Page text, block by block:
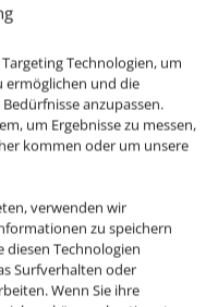
Technologien, um
ermöglichen und die
anzupassen.
um Ergebnisse zu messen,
kommen oder um unsere
verwenden wir
zu speichern
diesen Technologien
Surfverhalten oder
Wenn Sie ihre
Einwilligung
Sie bitte die Cookies. Es
Daten verarbeitet.